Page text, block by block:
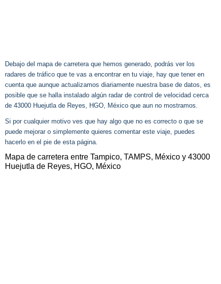
Debajo del mapa de carretera que hemos generado, podrás ver los
radares de tráfico que te vas a encontrar en tu viaje, hay que tener en
cuenta que aunque actualizamos diariamente nuestra base de datos, es
posible que se halla instalado algún radar de control de velocidad cerca
de 43000 Huejutla de Reyes, HGO, México que aun no mostramos.
Si por cualquier motivo ves que hay algo que no es correcto o que se
puede mejorar o simplemente quieres comentar este viaje, puedes
hacerlo en el pie de esta página.
Mapa de carretera entre Tampico, TAMPS, México y 43000
Huejutla de Reyes, HGO, México